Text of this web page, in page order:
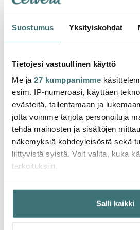
Suostumus Yksityiskohdat
Tietojesi vastuullinen käyttö
Me ja 27 kumppanimme
esim. IP-numeroasi, käyttäen
evästeitä, tallentamaan ja
jotta voimme tarjota personoituja
tehdä mainosten ja sisältöjen
näkemyksiä kohdeyleisöstä sekä
liittyvistä syistä. Voit valita, kuka
tarkoituksiin.
Jos sallit, haluamme myös tehdä
Kerätä tietoja
mahdollisesti muutaman
Salli kaikki
Iittala
Valkoinen
14.55 € 20.00 €
Muutama jäljellä
Valkoinen
20.02
Saatat pitää